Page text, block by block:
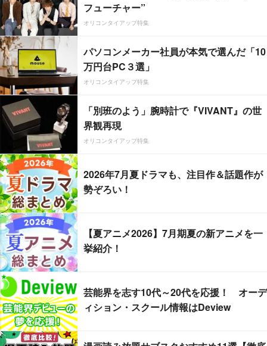
フューチャー”
オリコンタイアップ特集
パソコンメーカー社員が本気で選んだ「10
万円台PC３選」
オリコンタイアップ特集
「別班のよう」腕時計で『VIVANT』の世
界観再現
オリコンタイアップ特集
2026年7月夏ドラマも、注目作＆話題作が
勢ぞろい！
【夏アニメ2026】7月期夏の新アニメを一
挙紹介！
芸能界を志す10代～20代を応援！ オーデ
ィション・スクール情報はDeview